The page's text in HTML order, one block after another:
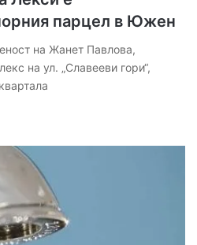
парцел в Южен
на Жанет Павлова,
на ул. „Славееви гори“,